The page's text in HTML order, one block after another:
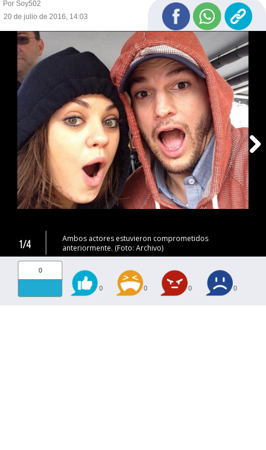
Por Soy502
20 de julio de 2016, 14:03
1/4
Ambos actores estuvieron comprometidos
anteriormente. (Foto: Archivo)
0
0 0 0 0